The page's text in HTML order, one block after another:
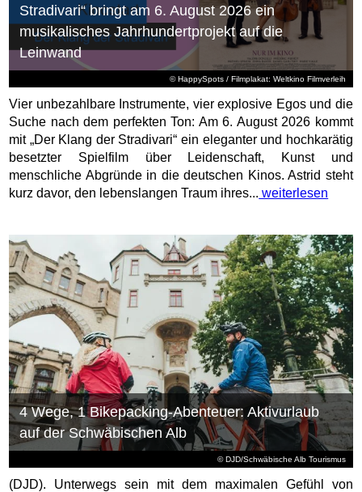
© HappySpots / Filmplakat: Weltkino Filmverleih
Stradivari“ bringt am 6. August 2026 ein
musikalisches Jahrhundertprojekt auf die
Leinwand
Vier unbezahlbare Instrumente, vier explosive Egos und die
Suche nach dem perfekten Ton: Am 6. August 2026 kommt
mit „Der Klang der Stradivari“ ein eleganter und hochkarätig
besetzter Spielfilm über Leidenschaft, Kunst und
menschliche Abgründe in die deutschen Kinos. Astrid steht
kurz davor, den lebenslangen Traum ihres... weiterlesen
© DJD/Schwäbische Alb Tourismus
4 Wege, 1 Bikepacking-Abenteuer: Aktivurlaub
auf der Schwäbischen Alb
(DJD). Unterwegs sein mit dem maximalen Gefühl von